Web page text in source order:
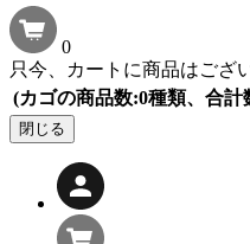
0
只今、カートに商品はござ
(カゴの商品数:0種類、合計
閉じる